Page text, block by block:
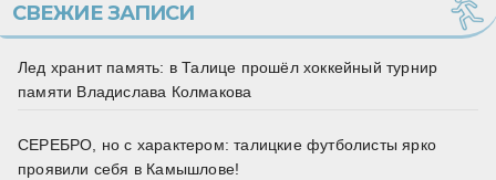
СВЕЖИЕ ЗАПИСИ
Лед хранит память: в Талице прошёл хоккейный турнир
памяти Владислава Колмакова
СЕРЕБРО, но с характером: талицкие футболисты ярко
проявили себя в Камышлове!